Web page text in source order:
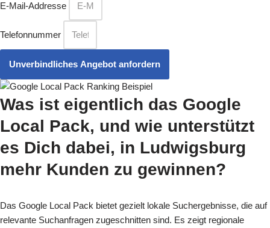
E-Mail-Addresse
Telefonnummer
Unverbindliches Angebot anfordern
Was ist eigentlich das Google
Local Pack, und wie unterstützt
es Dich dabei, in Ludwigsburg
mehr Kunden zu gewinnen?
Das Google Local Pack bietet gezielt lokale Suchergebnisse, die auf
relevante Suchanfragen zugeschnitten sind. Es zeigt regionale